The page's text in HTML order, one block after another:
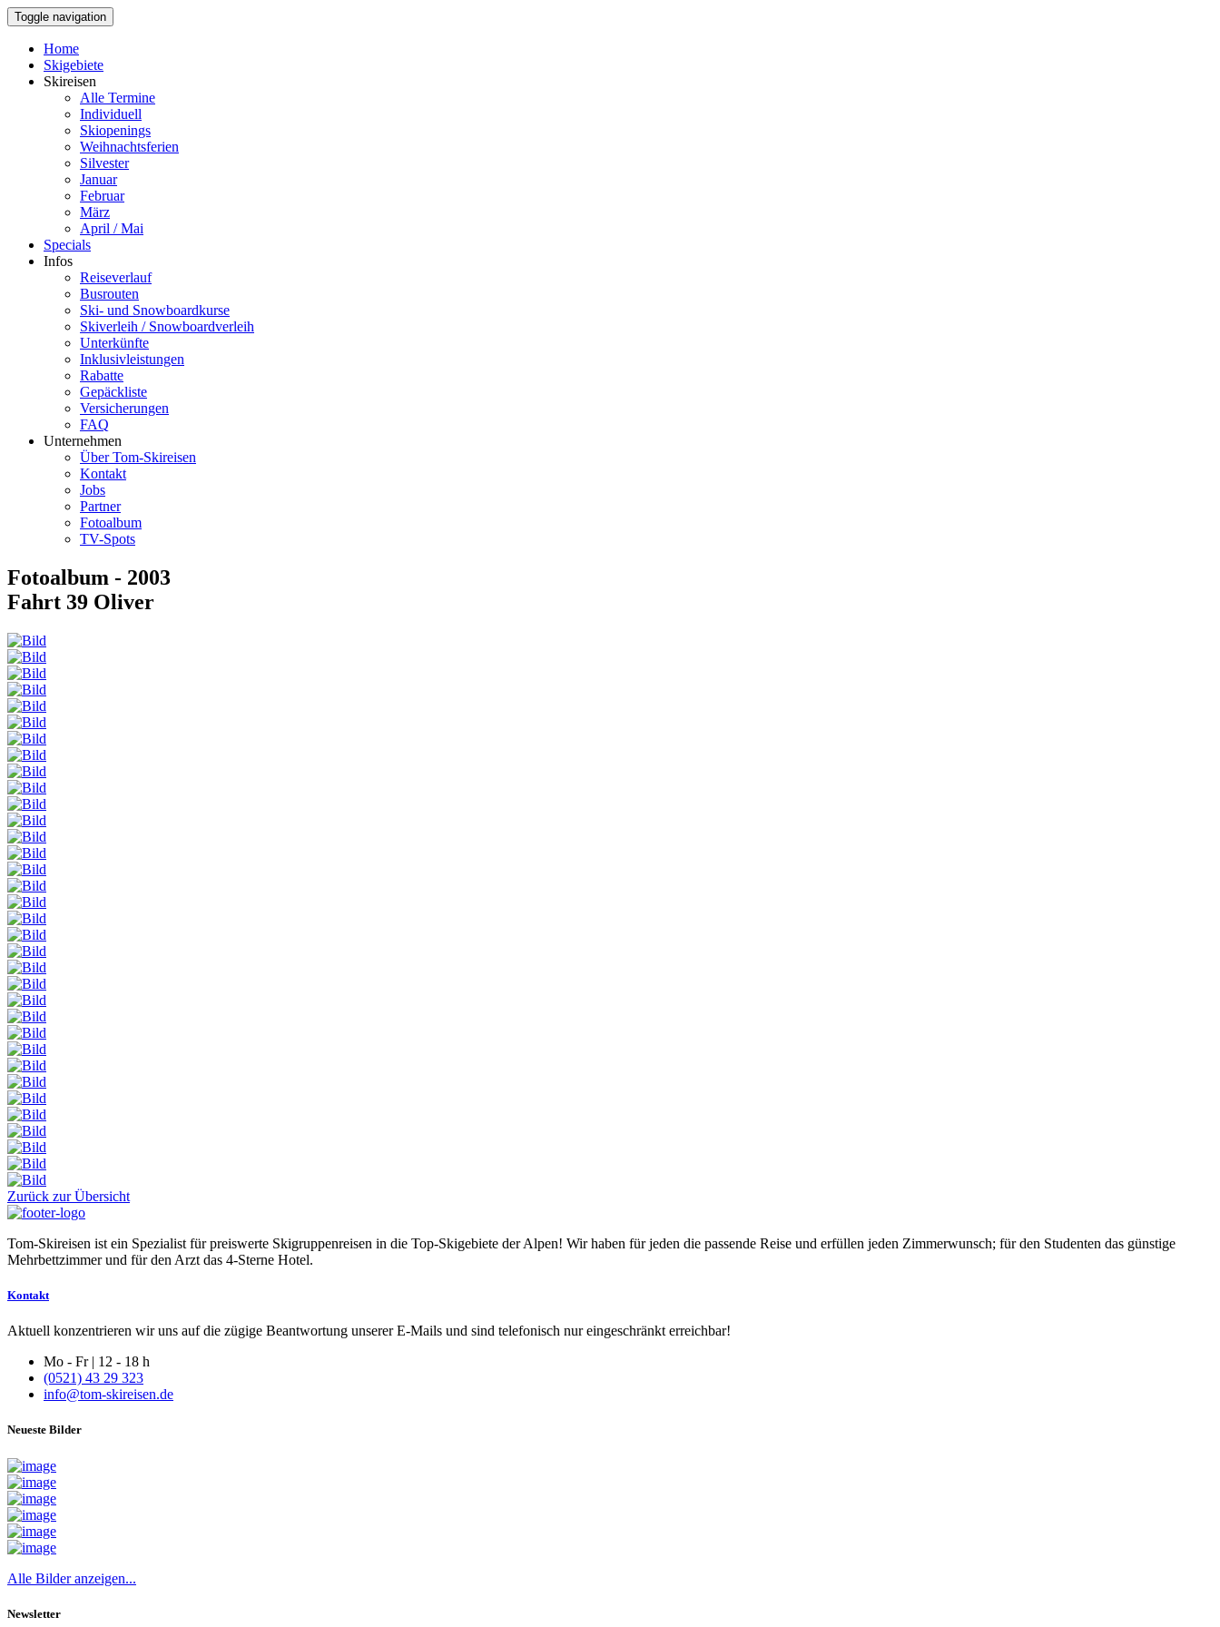
Toggle navigation
Home
Skigebiete
Skireisen
Alle Termine
Individuell
Skiopenings
Weihnachtsferien
Silvester
Januar
Februar
März
April / Mai
Specials
Infos
Reiseverlauf
Busrouten
Ski- und Snowboardkurse
Skiverleih / Snowboardverleih
Unterkünfte
Inklusivleistungen
Rabatte
Gepäckliste
Versicherungen
FAQ
Unternehmen
Über Tom-Skireisen
Kontakt
Jobs
Partner
Fotoalbum
TV-Spots
Fotoalbum - 2003
Fahrt 39 Oliver
Zurück zur Übersicht
Tom-Skireisen ist ein Spezialist für preiswerte Skigruppenreisen in die Top-Skigebiete der Alpen! Wir haben für jeden die passende Reise und erfüllen jeden Zimmerwunsch; für den Studenten das günstige
Mehrbettzimmer und für den Arzt das 4-Sterne Hotel.
Kontakt
Aktuell konzentrieren wir uns auf die zügige Beantwortung unserer E-Mails und sind telefonisch nur eingeschränkt erreichbar!
Mo - Fr | 12 - 18 h
(0521) 43 29 323
info@tom-skireisen.de
Neueste Bilder
Alle Bilder anzeigen...
Newsletter